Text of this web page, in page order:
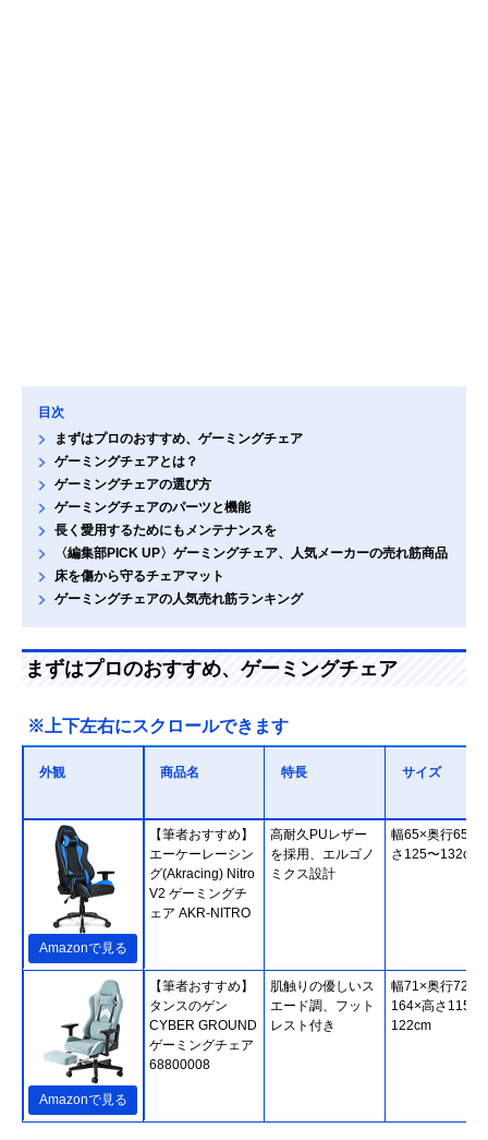
目次
まずはプロのおすすめ、ゲーミングチェア
ゲーミングチェアとは？
ゲーミングチェアの選び方
ゲーミングチェアのパーツと機能
長く愛用するためにもメンテナンスを
〈編集部PICK UP〉ゲーミングチェア、人気メーカーの売れ筋商品
床を傷から守るチェアマット
ゲーミングチェアの人気売れ筋ランキング
まずはプロのおすすめ、ゲーミングチェア
※上下左右にスクロールできます
外観 商品名 特長 サイズ
Amazonで見る
【筆者おすすめ】
エーケーレーシン
グ(Akracing) Nitro
V2 ゲーミングチ
ェア AKR-NITRO
高耐久PUレザー
を採用、エルゴノ
ミクス設計
幅65×奥行65×高
さ125〜132cm
Amazonで見る
【筆者おすすめ】
タンスのゲン
CYBER GROUND
ゲーミングチェア
68800008
肌触りの優しいス
エード調、フット
レスト付き
幅71×奥行72〜
164×高さ115～
122cm